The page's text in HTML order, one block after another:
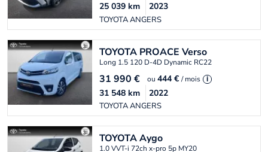
TOYOTA ANGERS
25 039 km 2023
TOYOTA PROACE Verso
Long 1.5 120 D-4D Dynamic RC22
31 990 € ou 444 € / mois i
TOYOTA ANGERS
31 548 km 2022
TOYOTAAygo
1.0 VVT-i 72ch x-pro 5p MY20